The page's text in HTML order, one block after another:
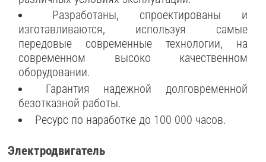
Разработаны, спроектированы и
изготавливаются, используя самые
передовые современные технологии, на
современном высоко качественном
оборудовании.
Гарантия надежной долговременной
безотказной работы.
Ресурс по наработке до 100 000 часов.
Электродвигатель